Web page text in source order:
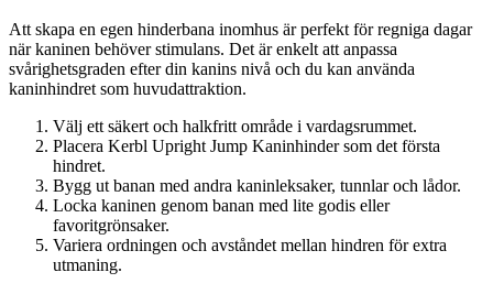
Att skapa en egen hinderbana inomhus är perfekt för regniga dagar
när kaninen behöver stimulans. Det är enkelt att anpassa
svårighetsgraden efter din kanins nivå och du kan använda
kaninhindret som huvudattraktion.
Välj ett säkert och halkfritt område i vardagsrummet.
Placera Kerbl Upright Jump Kaninhinder som det första
hindret.
Bygg ut banan med andra kaninleksaker, tunnlar och lådor.
Locka kaninen genom banan med lite godis eller
favoritgrönsaker.
Variera ordningen och avståndet mellan hindren för extra
utmaning.